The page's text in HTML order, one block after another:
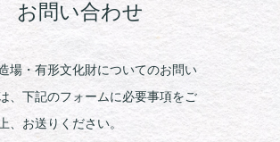
お問い合わせ
場・有形文化財についてのお問い
、下記のフォームに必要事項をご
、お送りください。